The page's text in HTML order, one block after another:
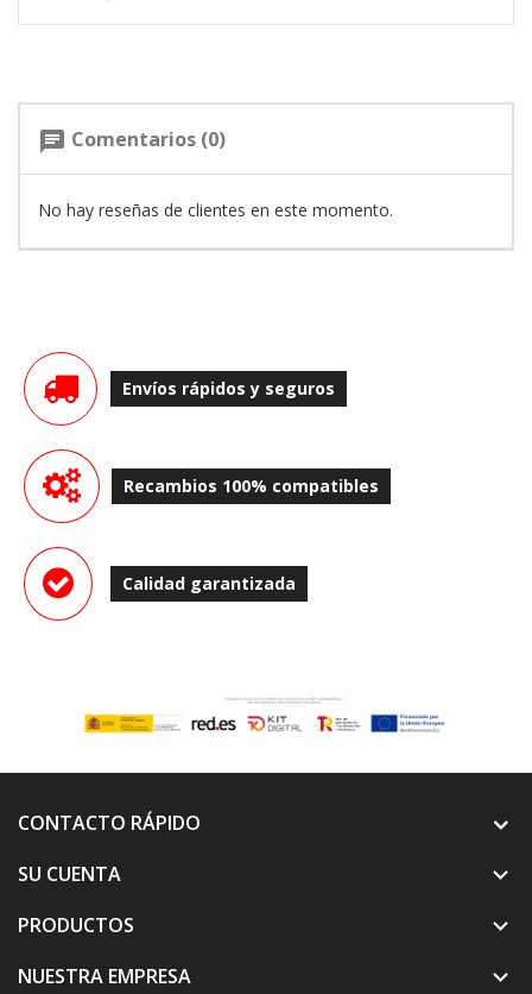
chat Comentarios (0)
No hay reseñas de clientes en este momento.
Envíos rápidos y seguros
Recambios 100% compatibles
Calidad garantizada
CONTACTO RÁPIDO
SU CUENTA

PRODUCTOS 
NUESTRA EMPRESA 